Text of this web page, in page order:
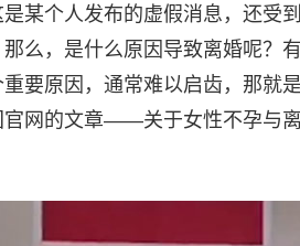
某个人发布的虚假消息，还受
么，是什么原因导致离婚呢？
要原因，通常难以启齿，那就
官网的文章——关于女性不孕与离